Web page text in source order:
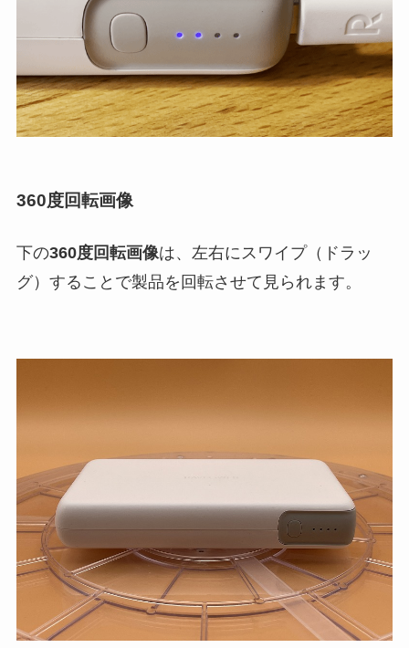
360度回転画像
下の360度回転画像は、左右にスワイプ（ドラッ
グ）することで製品を回転させて見られます。